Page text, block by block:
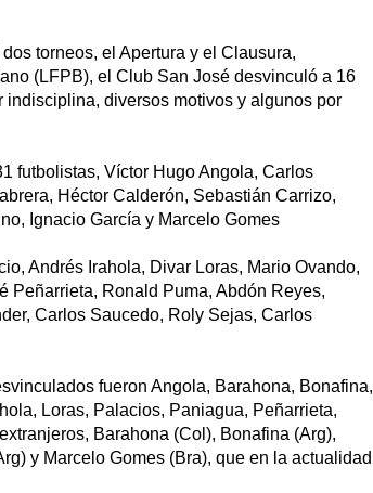
torneos, el Apertura y el Clausura,
(LFPB), el Club San José desvinculó a 16
diversos motivos y algunos por
futbolistas, Víctor Hugo Angola, Carlos
Héctor Calderón, Sebastián Carrizo,
Ignacio García y Marcelo Gomes
Andrés Irahola, Divar Loras, Mario Ovando,
Peñarrieta, Ronald Puma, Abdón Reyes,
Carlos Saucedo, Roly Sejas, Carlos
fueron Angola, Barahona, Bonafina,
Loras, Palacios, Paniagua, Peñarrieta,
Barahona (Col), Bonafina (Arg),
y Marcelo Gomes (Bra), que en la actualidad